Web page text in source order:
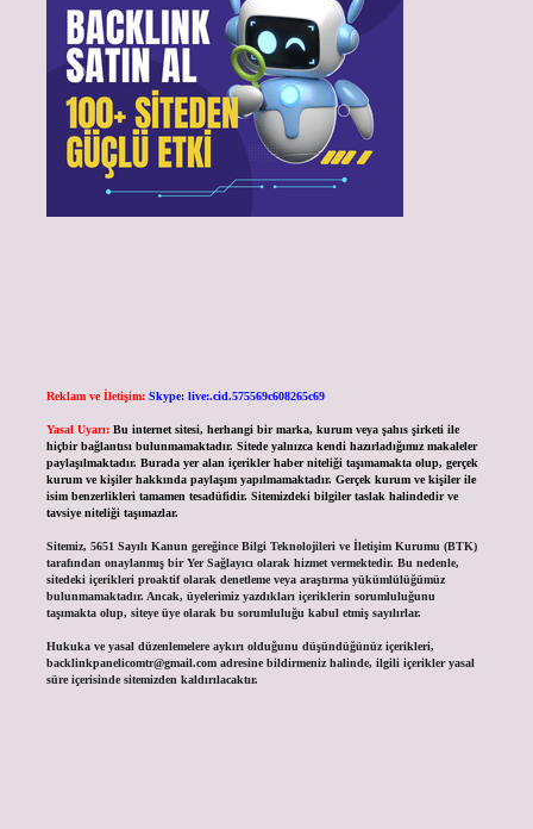
Reklam ve İletişim: Skype: live:.cid.575569c608265c69
Yasal Uyarı: Bu internet sitesi, herhangi bir marka, kurum veya şahıs şirketi ile
hiçbir bağlantısı bulunmamaktadır. Sitede yalnızca kendi hazırladığımız makaleler
paylaşılmaktadır. Burada yer alan içerikler haber niteliği taşımamakta olup, gerçek
kurum ve kişiler hakkında paylaşım yapılmamaktadır. Gerçek kurum ve kişiler ile
isim benzerlikleri tamamen tesadüfidir. Sitemizdeki bilgiler taslak halindedir ve
tavsiye niteliği taşımazlar.
Sitemiz, 5651 Sayılı Kanun gereğince Bilgi Teknolojileri ve İletişim Kurumu (BTK)
tarafından onaylanmış bir Yer Sağlayıcı olarak hizmet vermektedir. Bu nedenle,
sitedeki içerikleri proaktif olarak denetleme veya araştırma yükümlülüğümüz
bulunmamaktadır. Ancak, üyelerimiz yazdıkları içeriklerin sorumluluğunu
taşımakta olup, siteye üye olarak bu sorumluluğu kabul etmiş sayılırlar.
Hukuka ve yasal düzenlemelere aykırı olduğunu düşündüğünüz içerikleri,
backlinkpanelicomtr@gmail.comadresine bildirmeniz halinde, ilgili içerikler yasal
süre içerisinde sitemizden kaldırılacaktır.